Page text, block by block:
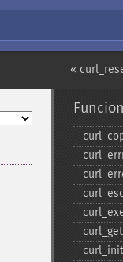
«
curl_​init